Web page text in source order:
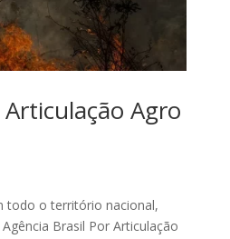
Agro
todo o território nacional,
Brasil Por Articulação